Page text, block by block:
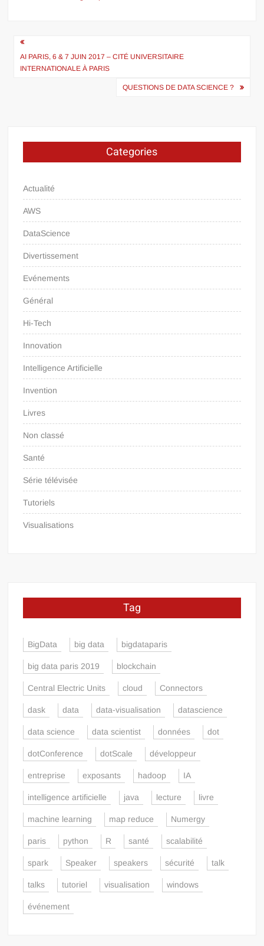
Navigation
de
AI PARIS, 6 & 7 JUIN 2017 – CITÉ UNIVERSITAIRE
INTERNATIONALE À PARIS
QUESTIONS DE DATA SCIENCE ?
Categories
Actualité
AWS
DataScience
Divertissement
Evénements
Général
Hi-Tech
Innovation
Intelligence Artificielle
Invention
Livres
Non classé
Santé
Série télévisée
Tutoriels
Visualisations
Tag
BigData big data bigdataparis
big data paris 2019 blockchain
Central Electric Units cloud Connectors
dask data data-visualisation datascience
data science data scientist données dot
dotConference dotScale développeur
entreprise exposants hadoop IA
intelligence artificielle java lecture livre
machine learning map reduce Numergy
paris python R santé scalabilité
spark Speaker speakers sécurité talk
talks tutoriel visualisation windows
événement